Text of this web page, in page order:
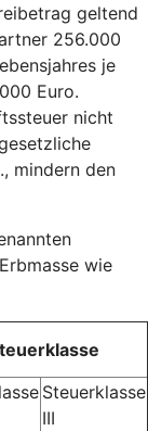
geltend
256.000
je
Euro.
nicht
mindern den
wie
Steuerklasse
III